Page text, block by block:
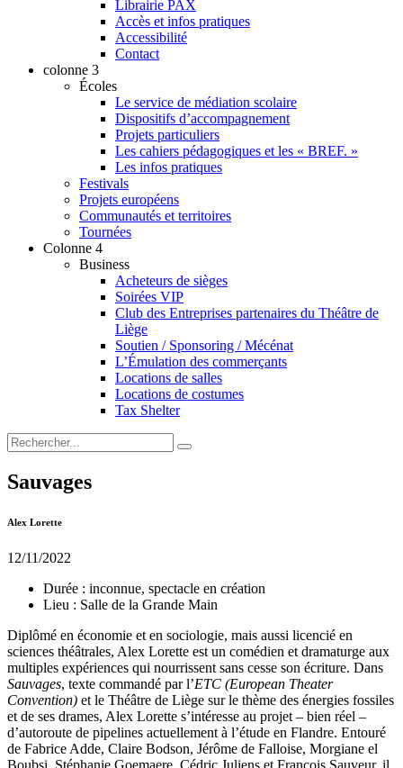
Librairie PAX
Accès et infos pratiques
Accessibilité
Contact
colonne 3
Écoles
Le service de médiation scolaire
Dispositifs d’accompagnement
Projets particuliers
Les cahiers pédagogiques et les « BREF. »
Les infos pratiques
Festivals
Projets européens
Communautés et territoires
Tournées
Colonne 4
Business
Acheteurs de sièges
Soirées VIP
Club des Entreprises partenaires du Théâtre de
Liège
Soutien / Sponsoring / Mécénat
L’Émulation des commerçants
Locations de salles
Locations de costumes
Tax Shelter
Sauvages
Alex Lorette
12/11/2022
Durée : inconnue, spectacle en création
Lieu : Salle de la Grande Main
Diplômé en économie et en sociologie, mais aussi licencié en
sciences théâtrales, Alex Lorette est un comédien et dramaturge aux
multiples expériences qui nourrissent sans cesse son écriture. Dans
Sauvages, texte commandé par l’ETC (European Theater
Convention) et le Théâtre de Liège sur le thème des énergies fossiles
et de ses drames, Alex Lorette s’intéresse au projet – bien réel –
d’autoroute de pipelines actuellement à l’étude en Flandre. Entouré
de Fabrice Adde, Claire Bodson, Jérôme de Falloise, Morgiane el
Boubsi, Stéphanie Goemaere, Cédric Juliens et François Sauveur, il